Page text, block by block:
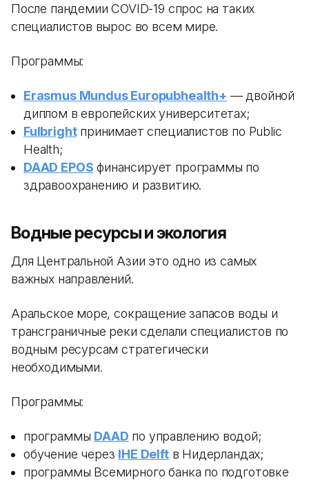
После пандемии COVID-19 спрос на таких
специалистов вырос во всем мире.
Программы:
Erasmus Mundus Europubhealth+ — двойной
диплом в европейских университетах;
Fulbrightпринимает специалистов по Public
Health;
DAAD EPOS финансирует программы по
здравоохранению и развитию.
Водные ресурсы и экология
Для Центральной Азии это одно из самых
важных направлений.
Аральское море, сокращение запасов воды и
трансграничные реки сделали специалистов по
водным ресурсам стратегически
необходимыми.
Программы:
программы DAAD по управлению водой;
обучение через IHE Delftв Нидерландах;
программы Всемирного банка по подготовке